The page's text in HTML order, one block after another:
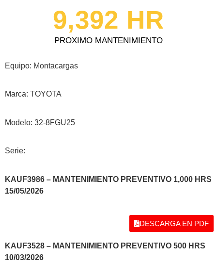
PROXIMO MANTENIMIENTO
9,392 HR
Equipo: Montacargas
Marca: TOYOTA
Modelo: 32-8FGU25
Serie:
KAUF3986 – MANTENIMIENTO PREVENTIVO 1,000 HRS
15/05/2026
DESCARGA EN PDF
KAUF3528 – MANTENIMIENTO PREVENTIVO 500 HRS
10/03/2026